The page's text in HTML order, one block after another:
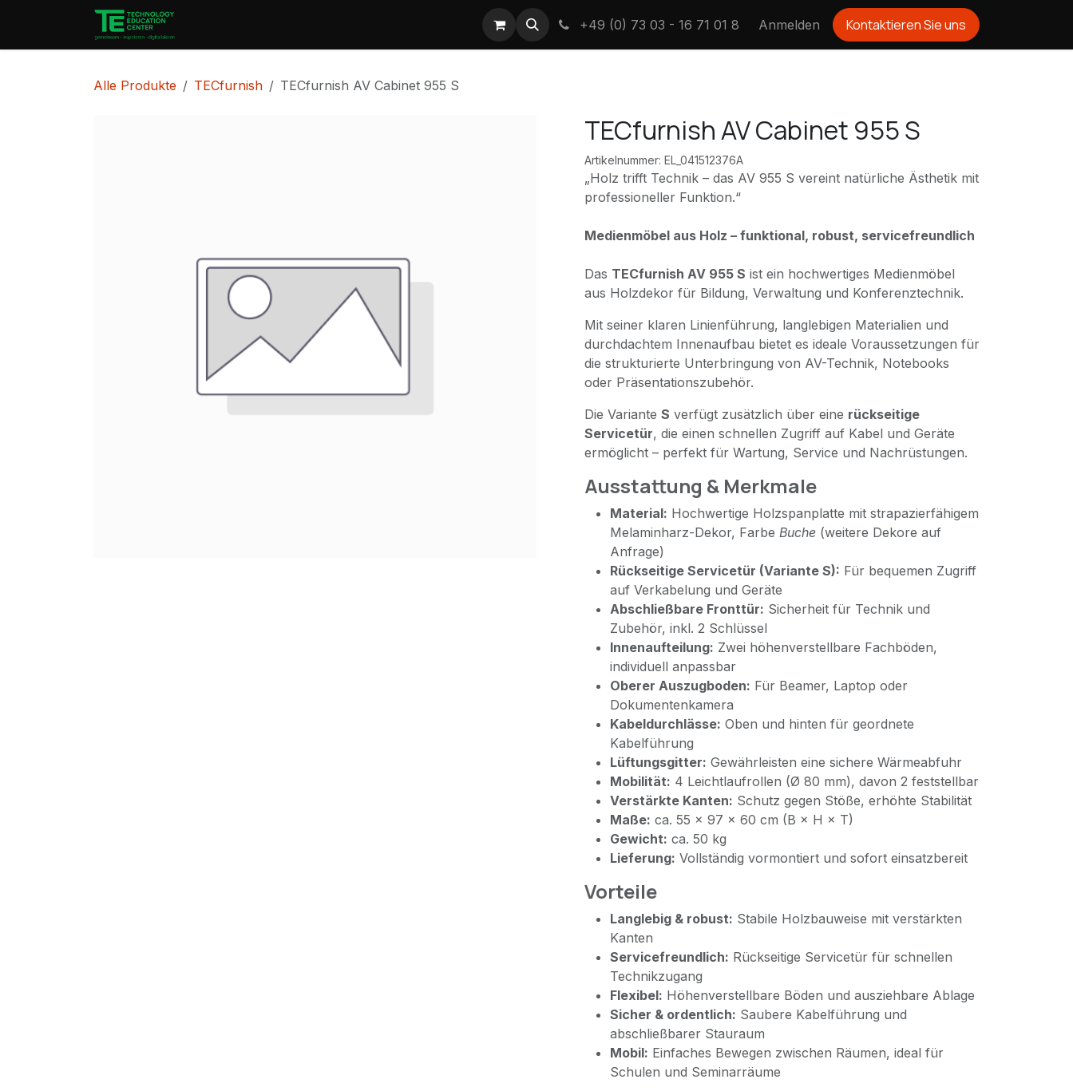
Zum Inhalt springen
+49 (0) 73 03 - 16 71 01 8 Anmelden Kontaktieren Sieuns
Alle Produkte TECfurnish TECfurnish AV Cabinet 955 S
TECfurnish AV Cabinet 955 S
Artikelnummer: EL_041512376A
„Holz trifft Technik – das AV 955 S vereint natürliche Ästhetik mit
professioneller Funktion.“
Medienmöbel aus Holz – funktional, robust, servicefreundlich
Das TECfurnish AV 955 S ist ein hochwertiges Medienmöbel
aus Holzdekor für Bildung, Verwaltung und Konferenztechnik.
Mit seiner klaren Linienführung, langlebigen Materialien und
durchdachtem Innenaufbau bietet es ideale Voraussetzungen für
die strukturierte Unterbringung von AV-Technik, Notebooks
oder Präsentationszubehör.
Die Variante S verfügt zusätzlich über eine rückseitige
Servicetür, die einen schnellen Zugriff auf Kabel und Geräte
ermöglicht – perfekt für Wartung, Service und Nachrüstungen.
Ausstattung & Merkmale
Material: Hochwertige Holzspanplatte mit strapazierfähigem
Melaminharz-Dekor, Farbe Buche (weitere Dekore auf
Anfrage)
Rückseitige Servicetür (Variante S): Für bequemen Zugriff
auf Verkabelung und Geräte
Abschließbare Fronttür: Sicherheit für Technik und
Zubehör, inkl. 2 Schlüssel
Innenaufteilung: Zwei höhenverstellbare Fachböden,
individuell anpassbar
Oberer Auszugboden: Für Beamer, Laptop oder
Dokumentenkamera
Kabeldurchlässe: Oben und hinten für geordnete
Kabelführung
Lüftungsgitter: Gewährleisten eine sichere Wärmeabfuhr
Mobilität: 4 Leichtlaufrollen (Ø 80 mm), davon 2 feststellbar
Verstärkte Kanten: Schutz gegen Stöße, erhöhte Stabilität
Maße: ca. 55 × 97 × 60 cm (B × H × T)
Gewicht: ca. 50 kg
Lieferung: Vollständig vormontiert und sofort einsatzbereit
Vorteile
Langlebig & robust: Stabile Holzbauweise mit verstärkten
Kanten
Servicefreundlich: Rückseitige Servicetür für schnellen
Technikzugang
Flexibel: Höhenverstellbare Böden und ausziehbare Ablage
Sicher & ordentlich: Saubere Kabelführung und
abschließbarer Stauraum
Mobil: Einfaches Bewegen zwischen Räumen, ideal für
Schulen und Seminarräume